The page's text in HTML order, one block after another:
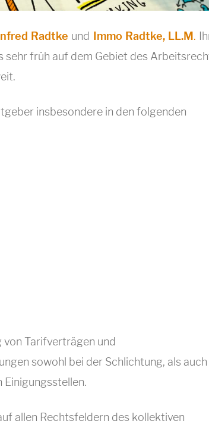
Radtke und Immo Radtke, LL.M .
früh auf dem Gebiet des
insbesondere in den folgenden
Tarifverträgen und
sowohl bei der Schlichtung, als auch
allen Rechtsfeldern des kollektiven